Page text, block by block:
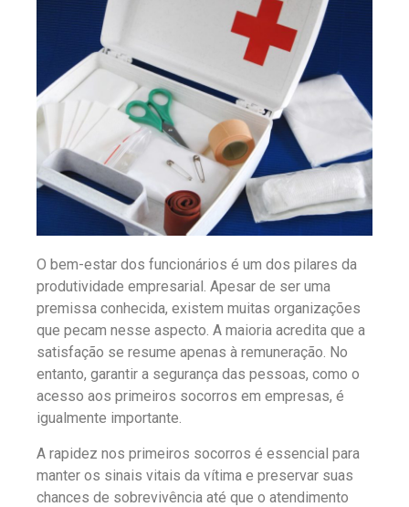
O bem-estar dos funcionários é um dos pilares da
produtividade empresarial. Apesar de ser uma
premissa conhecida, existem muitas organizações
que pecam nesse aspecto. A maioria acredita que a
satisfação se resume apenas à remuneração. No
entanto, garantir a segurança das pessoas, como o
acesso aos primeiros socorros em empresas, é
igualmente importante.
A rapidez nos primeiros socorros é essencial para
manter os sinais vitais da vítima e preservar suas
chances de sobrevivência até que o atendimento